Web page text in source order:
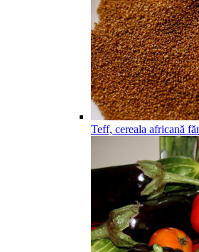
Teff, cereala africană